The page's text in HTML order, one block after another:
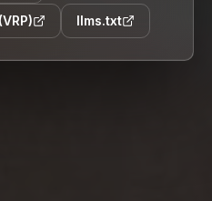
llms.txt